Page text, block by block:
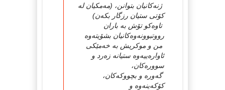
ژنەكانیان بتوانن، (مەمكیان لە
كۆتی ستیان رزگار بكەن)
تاوەكو تۆش بە باران
رووتبوونەوەكانیان بشۆیتەوە
من و موكریش بە خەمێكی
ئاوارەییەوە ستیانە زەرد و
سوورەكان،
گەورە و بچووكەكان،
كۆكەینەوە و